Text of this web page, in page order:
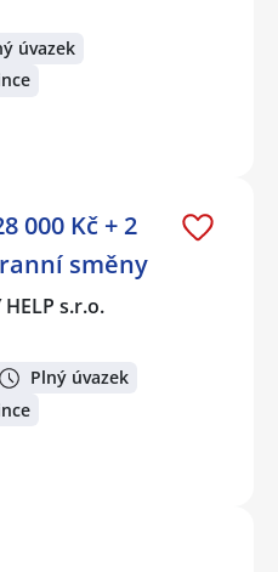
úvazek
000 Kč + 2
směny
HELP s.r.o.
Plný úvazek